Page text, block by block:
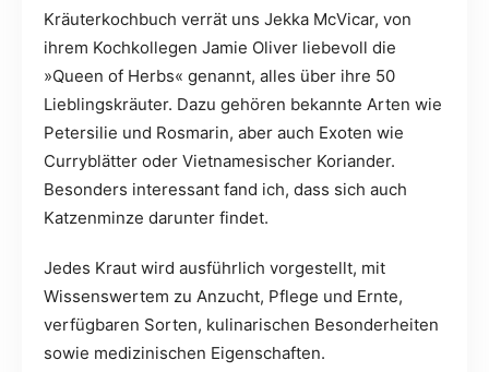
Kräuterkochbuch verrät uns Jekka McVicar, von
ihrem Kochkollegen Jamie Oliver liebevoll die
»Queen of Herbs« genannt, alles über ihre 50
Lieblingskräuter. Dazu gehören bekannte Arten wie
Petersilie und Rosmarin, aber auch Exoten wie
Curryblätter oder Vietnamesischer Koriander.
Besonders interessant fand ich, dass sich auch
Katzenminze darunter findet.
Jedes Kraut wird ausführlich vorgestellt, mit
Wissenswertem zu Anzucht, Pflege und Ernte,
verfügbaren Sorten, kulinarischen Besonderheiten
sowie medizinischen Eigenschaften.